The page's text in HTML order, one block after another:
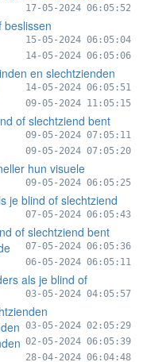
17-05-2024 06:05:52
beslissen
15-05-2024 06:05:04
14-05-2024 06:05:06
en slechtzienden
14-05-2024 06:05:51
09-05-2024 11:05:15
of slechtziend bent
09-05-2024 07:05:11
09-05-2024 07:05:20
hun visuele
09-05-2024 06:05:25
je blind of slechtziend
07-05-2024 06:05:43
of slechtziend bent
07-05-2024 06:05:36
06-05-2024 06:05:11
als je blind of
03-05-2024 04:05:57
03-05-2024 02:05:29
02-05-2024 06:05:39
28-04-2024 06:04:48